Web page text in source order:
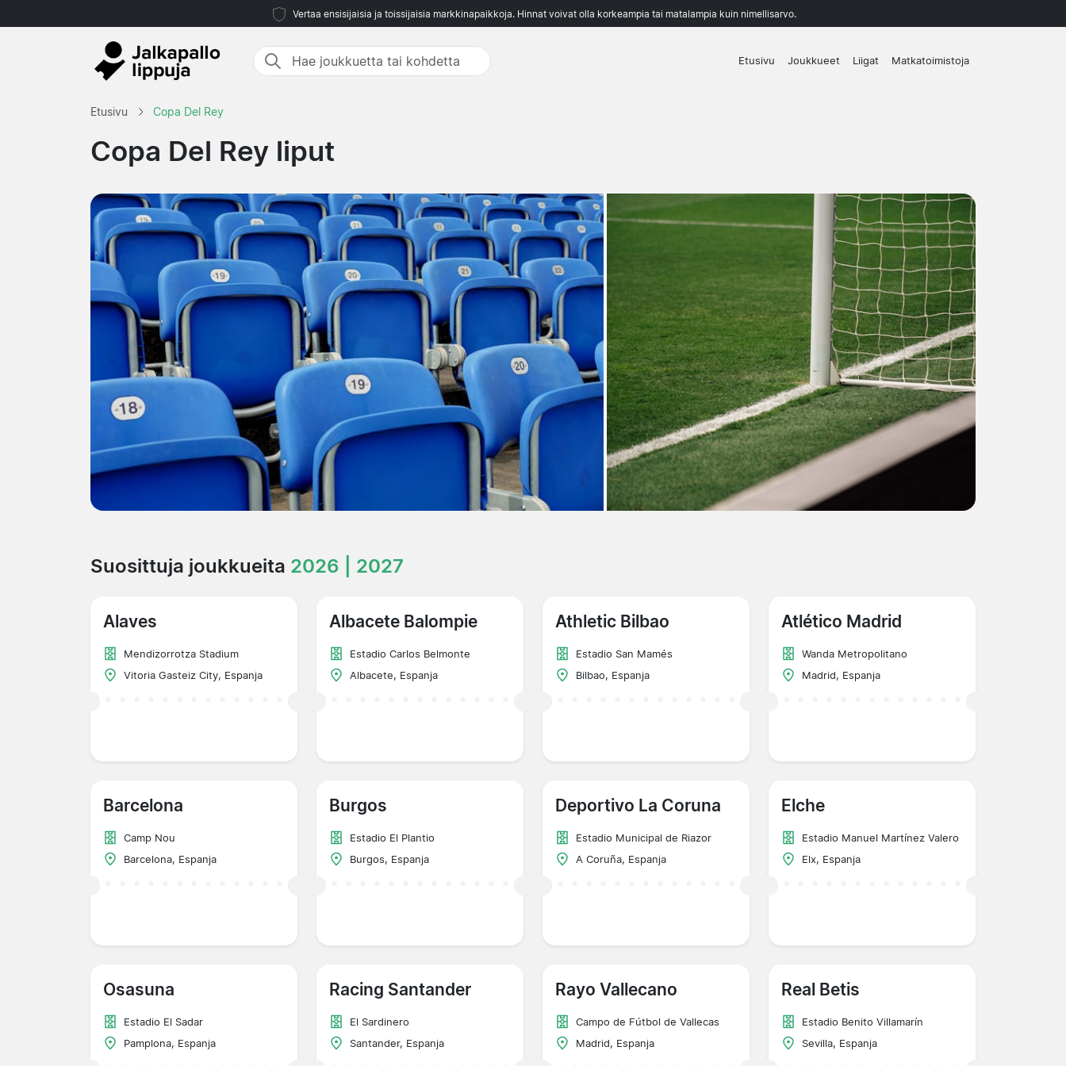
Vertaa ensisijaisia ja toissijaisia markkinapaikkoja. Hinnat voivat olla korkeampia tai matalampia kuin nimellisarvo.
Etusivu Joukkueet Liigat Matkatoimistoja
Etusivu Copa Del Rey
Copa Del Rey liput
Suosittuja joukkueita 2026 | 2027
Alaves
Mendizorrotza Stadium
Vitoria Gasteiz City, Espanja
Albacete Balompie
Estadio Carlos Belmonte
Albacete, Espanja
Athletic Bilbao
Estadio San Mamés
Bilbao, Espanja
Atlético Madrid
Wanda Metropolitano
Madrid, Espanja
Barcelona
Camp Nou
Barcelona, Espanja
Burgos
Estadio El Plantio
Burgos, Espanja
Deportivo La Coruna
Estadio Municipal de Riazor
A Coruña, Espanja
Elche
Estadio Manuel Martínez Valero
Elx, Espanja
Osasuna
Estadio El Sadar
Pamplona, Espanja
Racing Santander
El Sardinero
Santander, Espanja
Rayo Vallecano
Campo de Fútbol de Vallecas
Madrid, Espanja
Real Betis
Estadio Benito Villamarín
Sevilla, Espanja